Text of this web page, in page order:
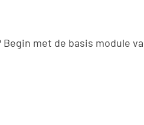
met de basis module